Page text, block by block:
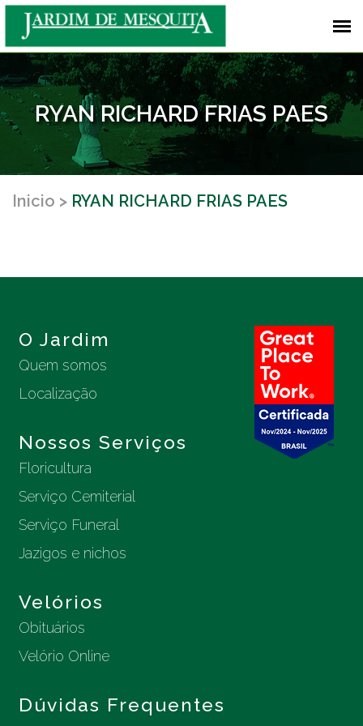
RYAN RICHARD FRIAS PAES
Inicio RYAN RICHARD FRIAS PAES
O Jardim
Quem somos
Localização
Nossos Serviços
Floricultura
Serviço Cemiterial
Serviço Funeral
Jazigos e nichos
Velórios
Obituários
Velório Online
Dúvidas Frequentes